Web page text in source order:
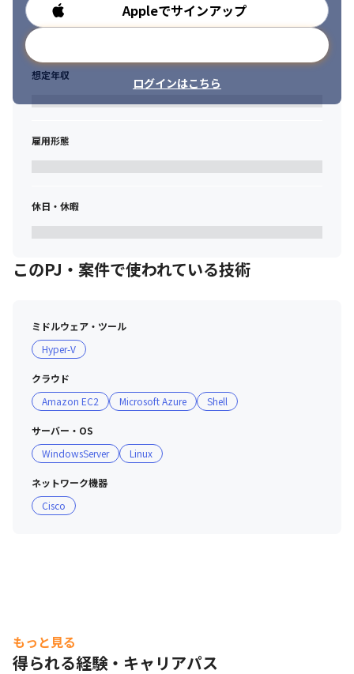
各種のサーバやクラウド環境の構築・維持管理に携わってきた実
績があり、今後もサーバーやクラウドなどのエンジニアとして活
躍していきたい方。
ハイパフォーマンスなITシステムを、安定性、セキュリティ等の
厳しい要求に応えながら、自身のパフォーマンスを最大限に発揮
Appleでサインアップ
ログインはこちら
勤務時間
想定年収
雇用形態
休日・休暇
このPJ・案件で使われている技術
ミドルウェア・ツール
Hyper-V
クラウド
Amazon EC2
Microsoft Azure Shell
サーバー・OS
WindowsServer
Linux
ネットワーク機器
Cisco
もっと見る
得られる経験・キャリアパス